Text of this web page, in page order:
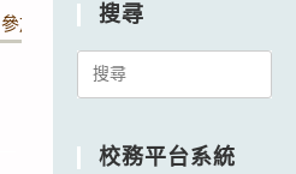
加。 搜尋
Search
校務平台系統